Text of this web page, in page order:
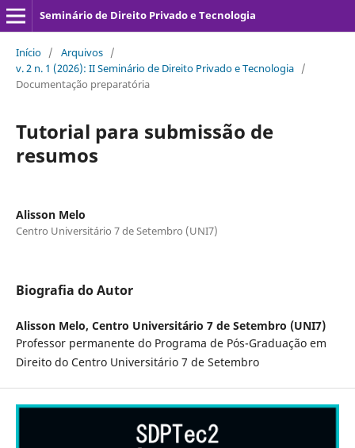
Seminário de Direito Privado e Tecnologia
Início / Arquivos /
v. 2 n. 1 (2026): II Seminário de Direito Privado e Tecnologia /
Documentação preparatória
Tutorial para submissão de
resumos
Alisson Melo
Centro Universitário 7 de Setembro (UNI7)
Biografia do Autor
Alisson Melo, Centro Universitário 7 de Setembro (UNI7)
Professor permanente do Programa de Pós-Graduação em
Direito do Centro Universitário 7 de Setembro